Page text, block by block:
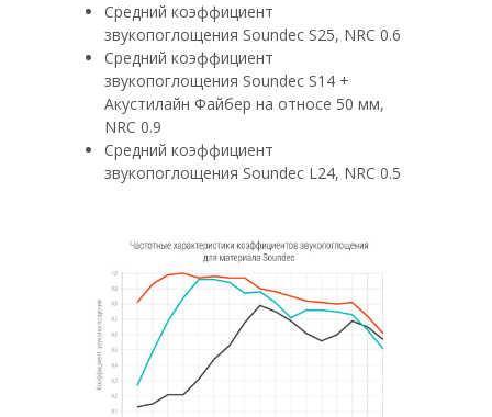
Средний коэффициент
звукопоглощения Soundec S25, NRC 0.6
Средний коэффициент
звукопоглощения Soundec S14 +
Акустилайн Файбер на относе 50 мм,
NRC 0.9
Средний коэффициент
звукопоглощения Soundec L24, NRC 0.5